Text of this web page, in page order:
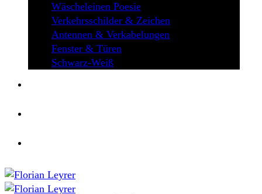
Wäscheleinen Poesie
Verkehrsschilder & Zeichen
Antennen & Verkabelungen
Fenster & Türen
Schwarz-Weiß